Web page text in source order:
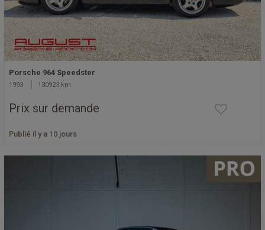
Porsche 964 Speedster
1993 130923 km
Prix sur demande
Publié il y a 10 jours